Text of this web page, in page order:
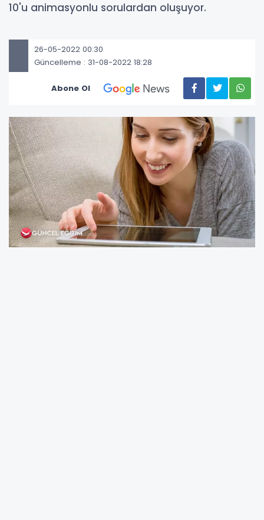
10'u animasyonlu sorulardan oluşuyor.
26-05-2022 00:30
Güncelleme : 31-08-2022 18:28
Abone Ol